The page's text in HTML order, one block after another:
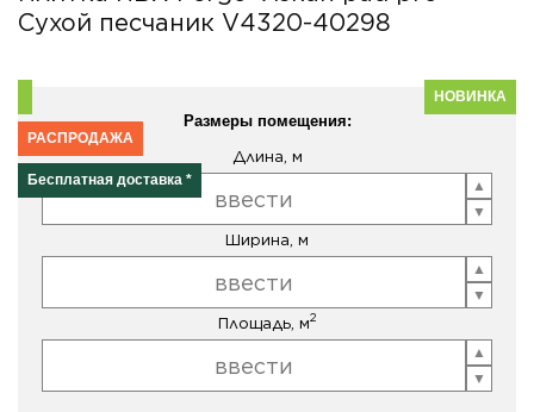
Сухой песчаник V4320-40298
НОВИНКА
РАСПРОДАЖА
Бесплатная доставка *
Размеры помещения:
Длина, м
Ширина, м
Площадь, м2